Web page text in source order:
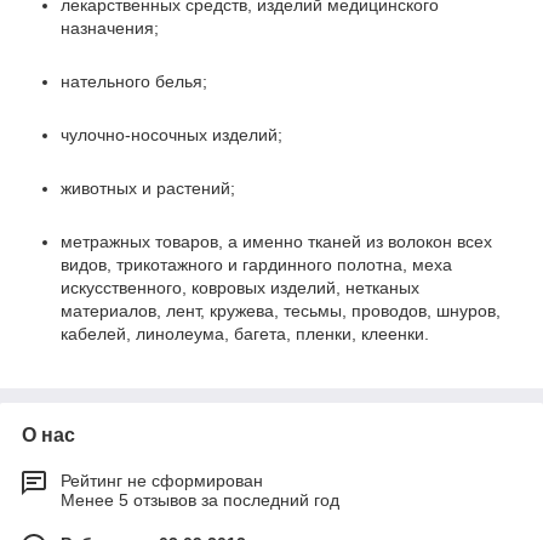
лекарственных средств, изделий медицинского
назначения;
нательного белья;
чулочно-носочных изделий;
животных и растений;
метражных товаров, а именно тканей из волокон всех
видов, трикотажного и гардинного полотна, меха
искусственного, ковровых изделий, нетканых
материалов, лент, кружева, тесьмы, проводов, шнуров,
кабелей, линолеума, багета, пленки, клеенки.
О нас
Рейтинг не сформирован
Менее 5 отзывов за последний год